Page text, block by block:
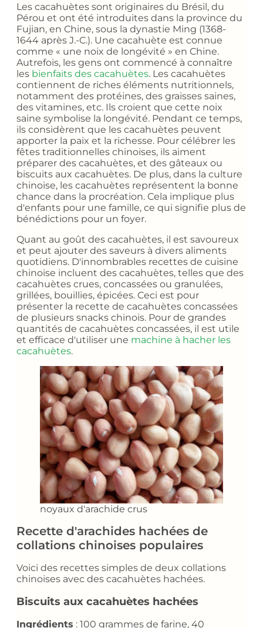
Les cacahuètes sont originaires du Brésil, du
Pérou et ont été introduites dans la province du
Fujian, en Chine, sous la dynastie Ming (1368-
1644 après J.-C.). Une cacahuète est connue
comme « une noix de longévité » en Chine.
Autrefois, les gens ont commencé à connaître
les bienfaits des cacahuètes. Les cacahuètes
contiennent de riches éléments nutritionnels,
notamment des protéines, des graisses saines,
des vitamines, etc. Ils croient que cette noix
saine symbolise la longévité. Pendant ce temps,
ils considèrent que les cacahuètes peuvent
apporter la paix et la richesse. Pour célébrer les
fêtes traditionnelles chinoises, ils aiment
préparer des cacahuètes, et des gâteaux ou
biscuits aux cacahuètes. De plus, dans la culture
chinoise, les cacahuètes représentent la bonne
chance dans la procréation. Cela implique plus
d'enfants pour une famille, ce qui signifie plus de
bénédictions pour un foyer.
Quant au goût des cacahuètes, il est savoureux
et peut ajouter des saveurs à divers aliments
quotidiens. D'innombrables recettes de cuisine
chinoise incluent des cacahuètes, telles que des
cacahuètes crues, concassées ou granulées,
grillées, bouillies, épicées. Ceci est pour
présenter la recette de cacahuètes concassées
de plusieurs snacks chinois. Pour de grandes
quantités de cacahuètes concassées, il est utile
et efficace d'utiliser une machine à hacher les
cacahuètes.
noyaux d'arachide crus
Recette d'arachides hachées de
collations chinoises populaires
Voici des recettes simples de deux collations
chinoises avec des cacahuètes hachées.
Biscuits aux cacahuètes hachées
Ingrédients : 100 grammes de farine, 40